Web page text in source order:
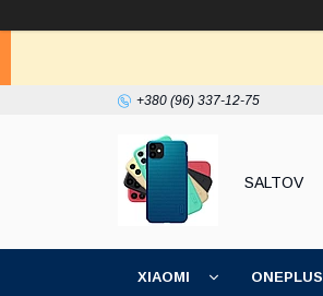
+380 (96) 337-12-75
SALTOV
XIAOMI ONEPLUS